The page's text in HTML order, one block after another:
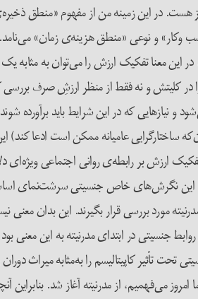
در این زمینه من از مفهوم «منطق
و نوعی «منطق هزینه‌ی زمان» می‌نامد.
این معنا تفکیک ارزش را می‌توان به
و نه فقط از منظر ارزشِ صرف بررسی
نیازهایی که در این شرایط باید برآورده
ساختارگرایی عامیانه ممکن است ادعا ‌کند)
ارزش بر رابطه‌ی روانی اجتماعی
نگرش‌های خاص جنسیتی سرشت‌نمای
مورد بررسی قرار بگیرند. این بدان
جنسیتی در ابتدای مدرنیته به این
تحت تأثیر کاپیتالیسم را به‌مثابه میراث
از مدرنیته آغاز شد. بنابراین آنچه